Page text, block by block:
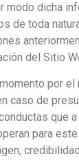
modo dicha
de toda
del Sitio
por
caso de
que
para